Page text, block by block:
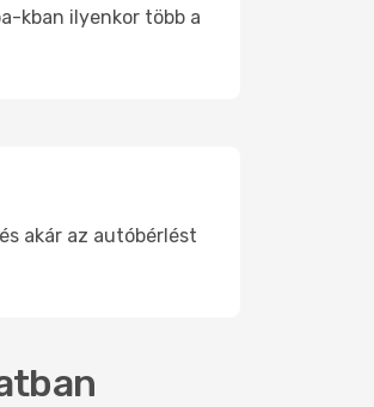
kban ilyenkor több a
akár az autóbérlést